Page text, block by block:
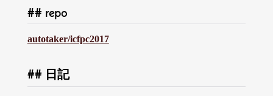
repo
autotaker/icfpc2017
日記